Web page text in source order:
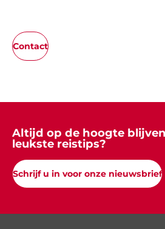
Contact
Altijd op de hoogte
leukste reistips?
Schrijf u in voor onze nieuwsbrief